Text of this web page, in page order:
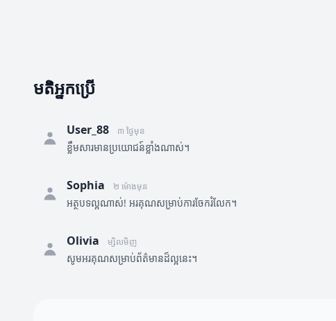
មតិអ្នកប្រើ
User_88 ៣ ថ្ងៃមុន
ខ្លឹមសារមានប្រយោជន៍ខ្លាំងណាស់។
Sophia ២ ម៉ោងមុន
អត្ថបទល្អណាស់! អរគុណសម្រាប់ការចែករំលែក។
Olivia ម្សិលមិញ
សូមអរគុណសម្រាប់ព័ត៌មានដ៏ល្អនេះ។